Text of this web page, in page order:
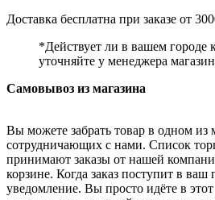
Доставка бесплатна при заказе от
*Действует ли в вашем городе
уточняйте у менеджера
Самовывоз из магазина
Вы можете забрать товар в одном из
сотрудничающих с нами. Список
принимают заказы от нашей
корзине. Когда заказ поступит в ваш
уведомление. Вы просто идёте в